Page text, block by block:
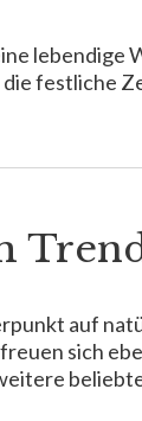
lebendige
festliche
auf
sich